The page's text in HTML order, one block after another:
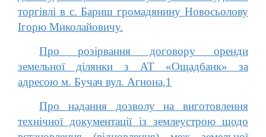
торгівлі в с. Бариш громадянину Новосьолову
Ігорю Миколайовичу.
Про розірвання договору оренди
земельної ділянки з АТ «Ощадбанк» за
адресою м. Бучач вул. Агнона,1
Про надання дозволу на виготовлення
технічної документації із землеустрою щодо